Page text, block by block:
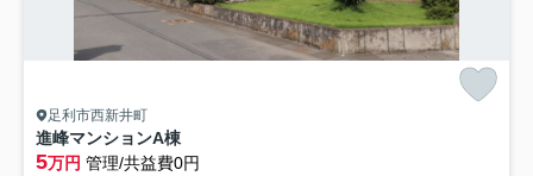
足利市西新井町
進峰マンションA棟
5万円 管理/共益費0円